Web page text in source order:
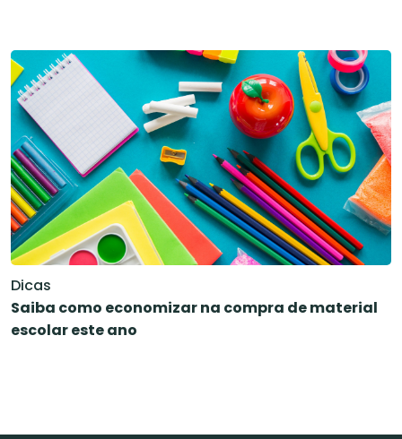
Dicas
Saiba como economizar na compra de material
escolar este ano